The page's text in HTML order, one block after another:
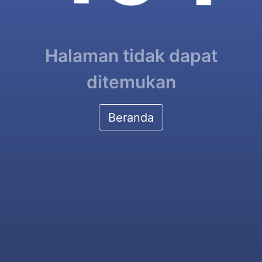
Halaman tidak dapat
ditemukan
Beranda